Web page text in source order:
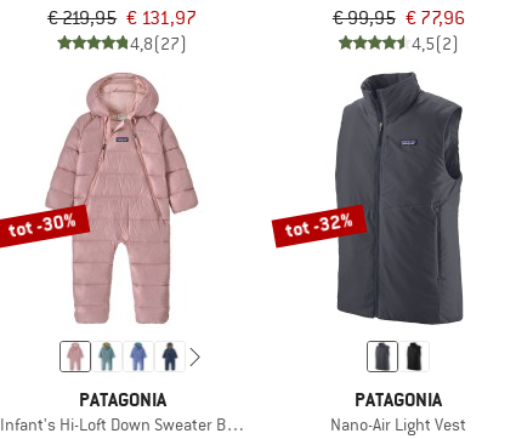
€ 219,95 € 131,97
4,8(27)
€ 99,95 € 77,96
4,5(2)
tot -30%
PATAGONIA
Infant's Hi-Loft Down Sweater Bunting
tot -32%
PATAGONIA
Nano-Air Light Vest